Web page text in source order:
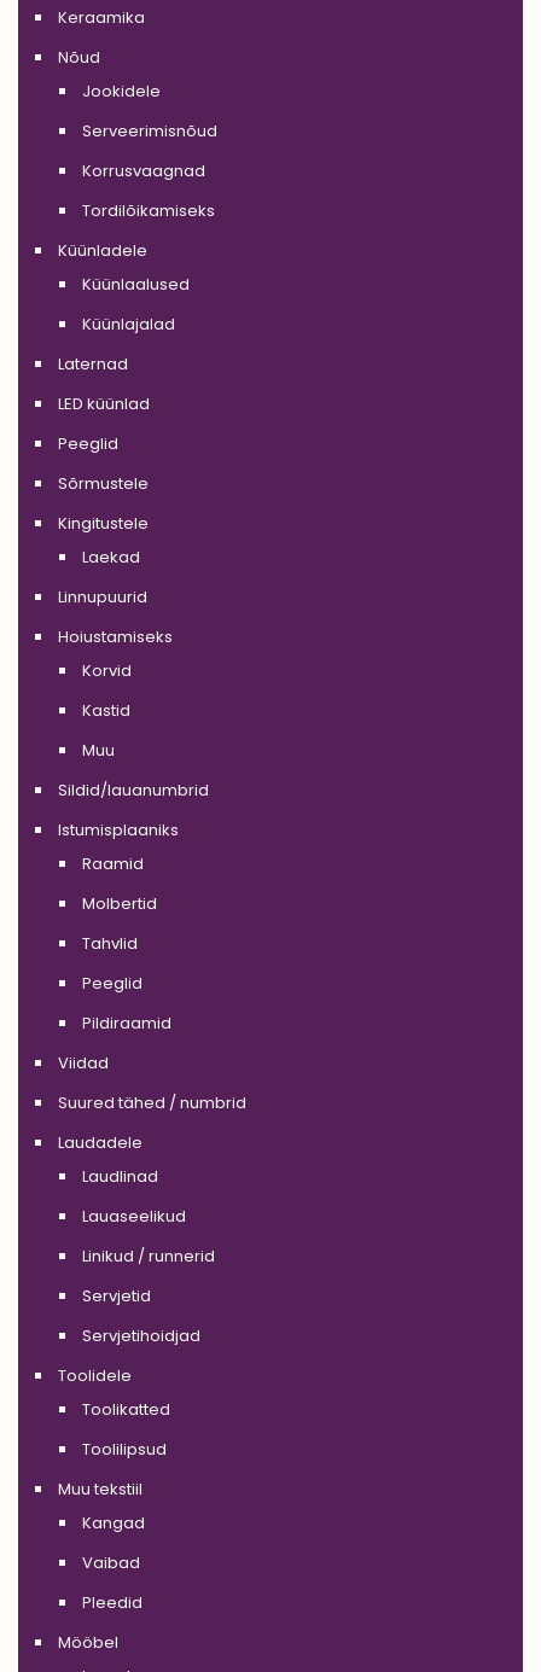
Keraamika
Nõud
Jookidele
Serveerimisnõud
Korrusvaagnad
Tordilõikamiseks
Küünladele
Küünlaalused
Küünlajalad
Laternad
LED küünlad
Peeglid
Sõrmustele
Kingitustele
Laekad
Linnupuurid
Hoiustamiseks
Korvid
Kastid
Muu
Sildid/lauanumbrid
Istumisplaaniks
Raamid
Molbertid
Tahvlid
Peeglid
Pildiraamid
Viidad
Suured tähed / numbrid
Laudadele
Laudlinad
Lauaseelikud
Linikud / runnerid
Servjetid
Servjetihoidjad
Toolidele
Toolikatted
Toolilipsud
Muu tekstiil
Kangad
Vaibad
Pleedid
Mööbel